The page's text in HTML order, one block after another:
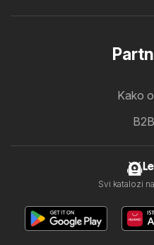
Kako
Svi katalozi